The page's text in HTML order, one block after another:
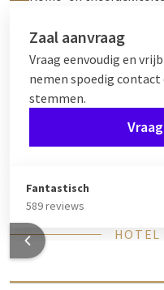
Zaal aanvraag
Vraag eenvoudig en
nemen spoedig contact
stemmen.
Fantastisch
589 reviews
HOTEL